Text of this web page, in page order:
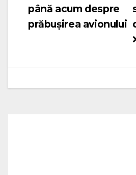
până acum despre
prăbuşirea avionului